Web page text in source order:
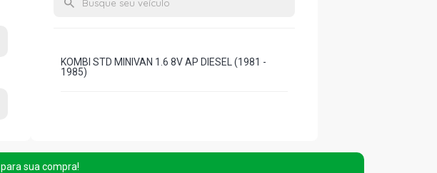
KOMBI STD MINIVAN 1.6 8V AP DIESEL (1981 -
1985)
para sua compra!